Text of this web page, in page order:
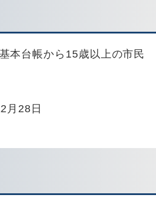
帳から15歳以上の市民
28日